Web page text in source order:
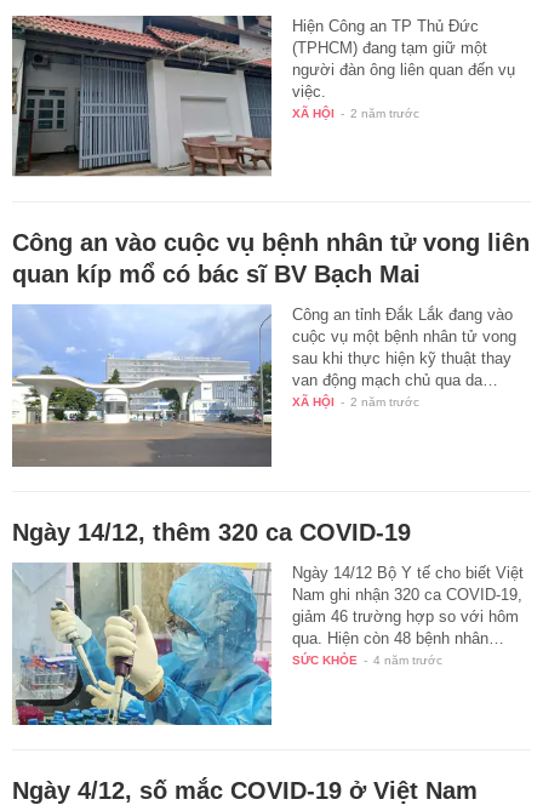
Hiện Công an TP Thủ Đức
(TPHCM) đang tạm giữ một
người đàn ông liên quan đến vụ
việc.
XÃ HỘI - 2 năm trước
Công an vào cuộc vụ bệnh nhân tử vong liên
quan kíp mổ có bác sĩ BV Bạch Mai
Công an tỉnh Đắk Lắk đang vào
cuộc vụ một bệnh nhân tử vong
sau khi thực hiện kỹ thuật thay
van động mạch chủ qua da…
XÃ HỘI - 2 năm trước
Ngày 14/12, thêm 320 ca COVID-19
Ngày 14/12 Bộ Y tế cho biết Việt
Nam ghi nhận 320 ca COVID-19,
giảm 46 trường hợp so với hôm
qua. Hiện còn 48 bệnh nhân…
SỨC KHỎE - 4 năm trước
Ngày 4/12, số mắc COVID-19 ở Việt Nam